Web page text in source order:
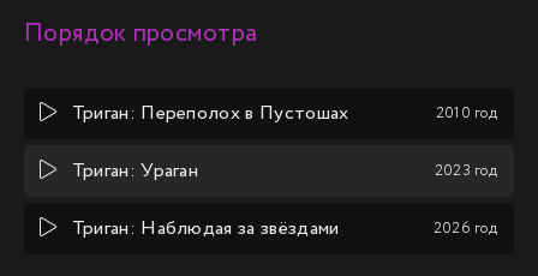
Порядок просмотра
Триган: Переполох в Пустошах 2010 год
Триган: Ураган 2023 год
Триган: Наблюдая за звёздами 2026 год